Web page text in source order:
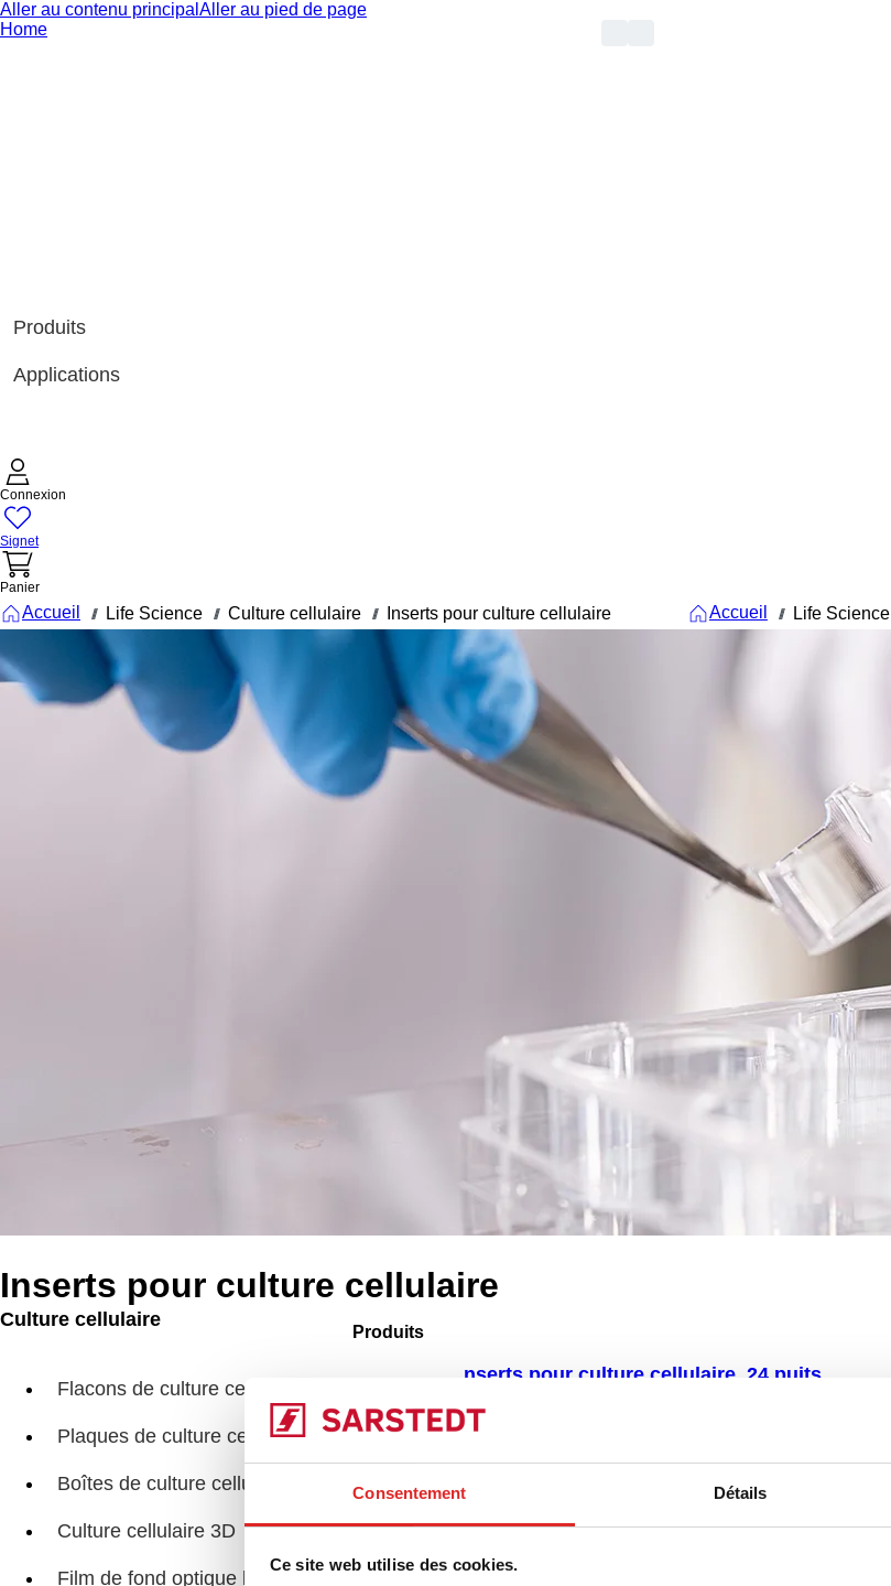
Consentement Détails
Ce site web utilise des cookies.
Aller au contenu principal Aller au pied de page
Home
Produits
Applications
Connexion
Signet
Panier
Accueil /// Life Science /// Culture cellulaire /// Inserts pour culture cellulaire Accueil /// Life Science
Inserts pour culture cellulaire
Culture cellulaire
Flacons de culture cellulaire
Plaques de culture cellulaire
Boîtes de culture cellulaire
Culture cellulaire 3D
Film de fond optique lumox®
Produits
Inserts pour culture cellulaire, 24 puits
Inserts pour culture cellulaire, 12 puits